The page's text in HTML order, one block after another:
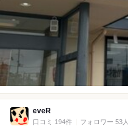
eveR
口コミ 194件 フォロワー 53人